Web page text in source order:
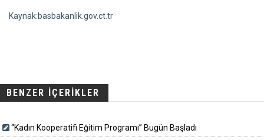
Kaynak:basbakanlik.gov.ct.tr
BENZER İÇERİKLER
“Kadın Kooperatifi Eğitim Programı” Bugün Başladı